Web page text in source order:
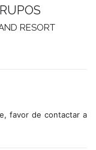
RESORT
favor de contactar a